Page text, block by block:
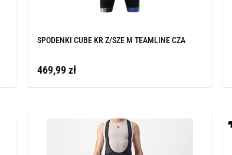
SPODENKI CUBE KR Z/SZE M TEAMLINE CZA
469,99 zł